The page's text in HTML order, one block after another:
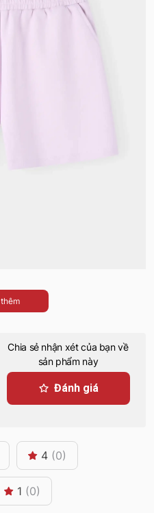
Chia sẻ nhận xét của bạn về
sản phẩm này
Đánh giá
4 (0)
1 (0)